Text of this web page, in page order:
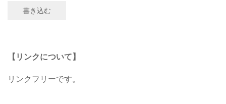
書き込む
【リンクについて】
リンクフリーです。